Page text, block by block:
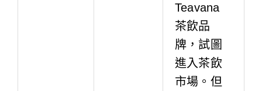
Teavana
茶飲品
牌，試圖
進入茶飲
市場。但